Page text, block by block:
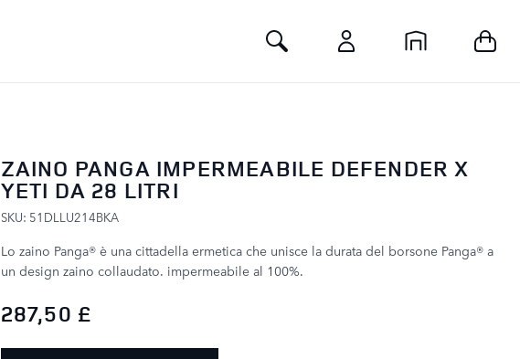
Toggle Search
ZAINO PANGA IMPERMEABILE DEFENDER X
YETI DA 28 LITRI
SKU: 51DLLU214BKA
Lo zaino Panga® è una cittadella ermetica che unisce la durata del borsone Panga® a
un design zaino collaudato. impermeabile al 100%.
287,50 £